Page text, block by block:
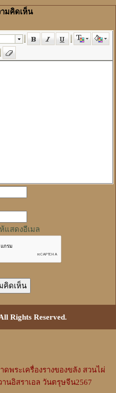
มคิดเห็น
แสดงอีเมล
Rights Reserved.
ดพระเครื่องรางของขลัง สวนไผ่
นอิสราเอล วันตรุษจีน2567